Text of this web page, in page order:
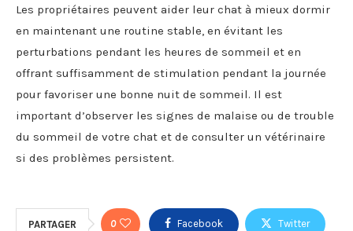
Les propriétaires peuvent aider leur chat à mieux dormir
en maintenant une routine stable, en évitant les
perturbations pendant les heures de sommeil et en
offrant suffisamment de stimulation pendant la journée
pour favoriser une bonne nuit de sommeil. Il est
important d’observer les signes de malaise ou de trouble
du sommeil de votre chat et de consulter un vétérinaire
si des problèmes persistent.
PARTAGER 0 Facebook Twitter